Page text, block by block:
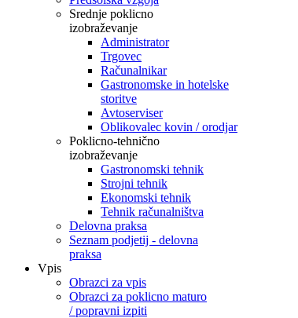
Srednje poklicno
izobraževanje
Administrator
Trgovec
Računalnikar
Gastronomske in hotelske
storitve
Avtoserviser
Oblikovalec kovin / orodjar
Poklicno-tehnično
izobraževanje
Gastronomski tehnik
Strojni tehnik
Ekonomski tehnik
Tehnik računalništva
Delovna praksa
Seznam podjetij - delovna
praksa
Vpis
Obrazci za vpis
Obrazci za poklicno maturo
/ popravni izpiti